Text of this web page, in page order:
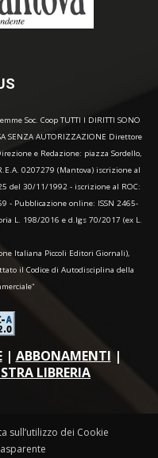
Soc. Coop TUTTI I DIRITTI SONO
SENZA AUTORIZZAZIONE Direttore
e Redazione: piazza Sordello,
0207279 (Mantova) iscrizione al
del 30/11/1992 - iscrizione al ROC:
- Pubblicazione online: ISSN 2465-
L. 198/2016 e d.lgs 70/2017 (ex L.
Italiana Piccoli Editori Giornali),
il Codice di Autodisciplina della
| ABBONAMENTI |
LIBRERIA
sull’utilizzo dei Cookie